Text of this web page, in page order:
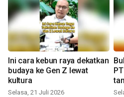
Ini cara kebun raya dekatkan
budaya ke Gen Z lewat
kultura
Selasa, 21 Juli 2026